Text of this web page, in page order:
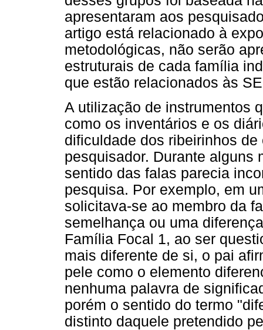
apresentaram aos
artigo está relacionado à
metodológicas, não serão
estruturais de cada família
que estão relacionados às
A utilização de instrumentos
como os inventários e os
dificuldade dos ribeirinhos
pesquisador. Durante alguns
sentido das falas parecia
pesquisa. Por exemplo, em
solicitava-se ao membro da
semelhança ou uma
Família Focal 1, ao ser
mais diferente de si, o pai
pele como o elemento
nenhuma palavra de
porém o sentido do termo
distinto daquele pretendido